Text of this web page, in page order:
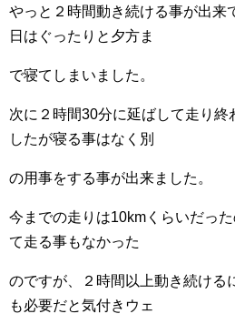
やっと２時間動き続ける事が出来
日はぐったりと夕方ま
で寝てしまい ました。
次に２時間30分に延ばして走り
したが寝る事はなく別
の用事をする事が出来ました。
今までの走りは10kmくらいだっ
て走る事もなかった
のですが、２ 時間以上動き続ける
も必要だと気付きウェ